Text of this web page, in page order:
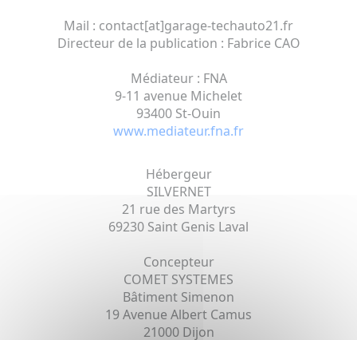
Mail : contact[at]garage-techauto21.fr
Directeur de la publication : Fabrice CAO
Médiateur : FNA
9-11 avenue Michelet
93400 St-Ouin
www.mediateur.fna.fr
Hébergeur
SILVERNET
21 rue des Martyrs
69230 Saint Genis Laval
Concepteur
COMET SYSTEMES
Bâtiment Simenon
19 Avenue Albert Camus
21000 Dijon